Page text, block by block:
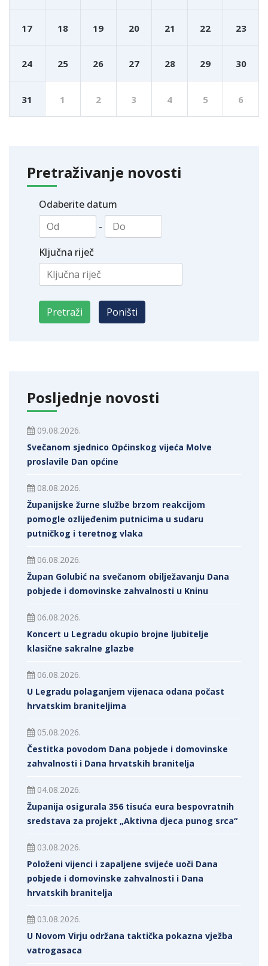
17 18 19 20 21 22 23
24 25 26 27 28 29 30
31 1 2 3 4 5 6
Pretraživanje novosti
Odaberite datum
-
Ključna riječ
Posljednje novosti
09.08.2026.
Svečanom sjednico Općinskog vijeća Molve
proslavile Dan općine
08.08.2026.
Županijske žurne službe brzom reakcijom
pomogle ozlijeđenim putnicima u sudaru
putničkog i teretnog vlaka
06.08.2026.
Župan Golubić na svečanom obilježavanju Dana
pobjede i domovinske zahvalnosti u Kninu
06.08.2026.
Koncert u Legradu okupio brojne ljubitelje
klasične sakralne glazbe
06.08.2026.
U Legradu polaganjem vijenaca odana počast
hrvatskim braniteljima
05.08.2026.
Čestitka povodom Dana pobjede i domovinske
zahvalnosti i Dana hrvatskih branitelja
04.08.2026.
Županija osigurala 356 tisuća eura bespovratnih
sredstava za projekt „Aktivna djeca punog srca“
03.08.2026.
Položeni vijenci i zapaljene svijeće uoči Dana
pobjede i domovinske zahvalnosti i Dana
hrvatskih branitelja
03.08.2026.
U Novom Virju održana taktička pokazna vježba
vatrogasaca